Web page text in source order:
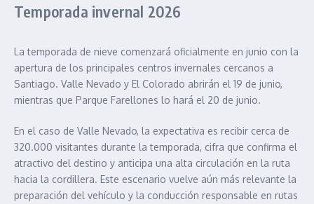
Temporada invernal 2026
La temporada de nieve comenzará oficialmente en junio con la
apertura de los principales centros invernales cercanos a
Santiago. Valle Nevado y El Colorado abrirán el 19 de junio,
mientras que Parque Farellones lo hará el 20 de junio.
En el caso de Valle Nevado, la expectativa es recibir cerca de
320.000 visitantes durante la temporada, cifra que confirma el
atractivo del destino y anticipa una alta circulación en la ruta
hacia la cordillera. Este escenario vuelve aún más relevante la
preparación del vehículo y la conducción responsable en rutas